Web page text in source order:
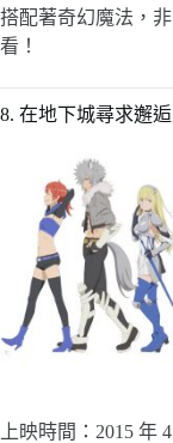
搭配著奇幻魔法，
看！
8. 在地下城尋求邂
上映時間：2015 年